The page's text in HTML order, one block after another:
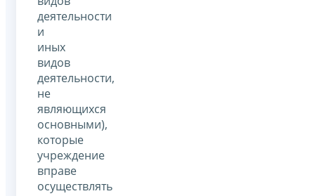
деятельности
и
иных
видов
деятельности,
не
являющихся
основными),
которые
учреждение
вправе
осуществлять